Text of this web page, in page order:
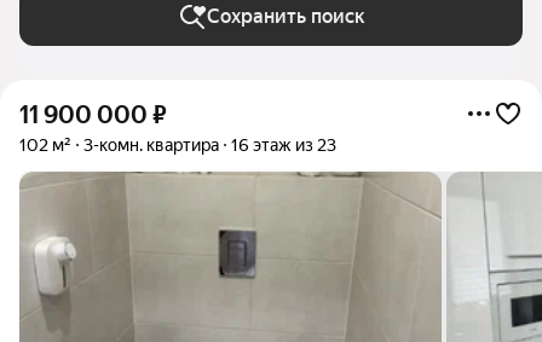
Сохранить поиск
11 900 000 ₽
102 м² 3-комн. квартира 16 этаж из 23